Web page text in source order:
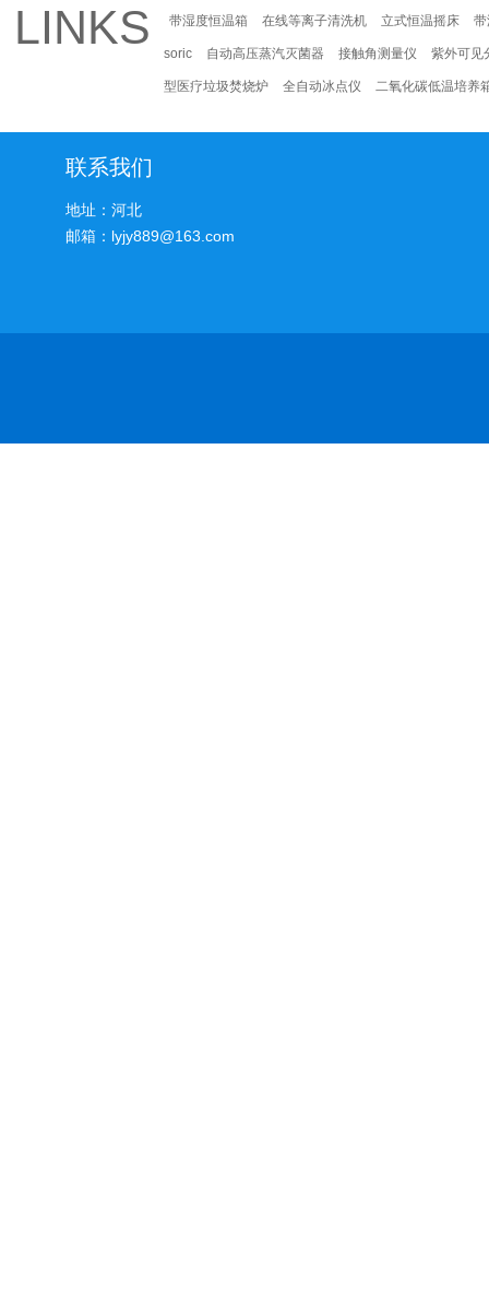
LINKS 带湿度恒温箱 在线等离子清洗机 立式恒温摇床
soric 自动高压蒸汽灭菌器 接触角测量仪 紫外可见
型医疗垃圾焚烧炉 全自动冰点仪 二氧化碳低温培养
联系我们
地址：河北
邮箱：lyjy889@163.com